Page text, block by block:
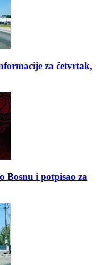
za četvrtak,
Bosnu i potpisao za